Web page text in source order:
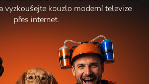
vyzkoušejte kouzlo moderní televize
přes internet.